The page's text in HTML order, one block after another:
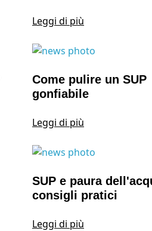
Leggi di più
Come pulire un SUP
gonfiabile
Leggi di più
SUP e paura
consigli pratici
Leggi di più